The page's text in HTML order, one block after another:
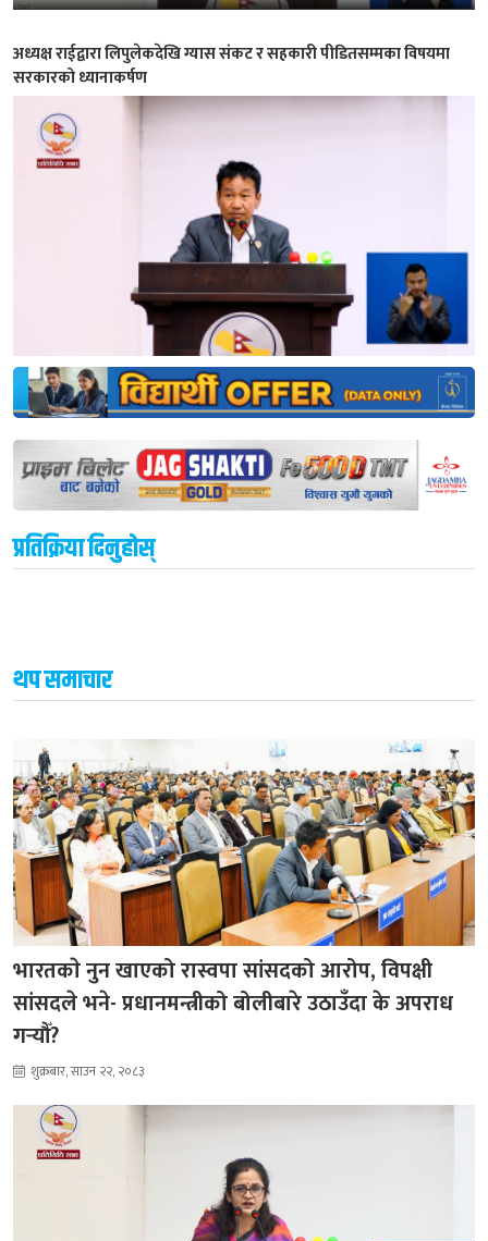
अध्यक्ष राईद्वारा लिपुलेकदेखि ग्यास संकट र सहकारी पीडितसम्मका विषयमा
सरकारको ध्यानाकर्षण
प्रतिक्रिया दिनुहोस्
थप समाचार
भारतकाे नुन खाएको रास्वपा सांसदको आरोप, विपक्षी
सांसदले भने- प्रधानमन्त्रीको बोलीबारे उठाउँदा के अपराध
गर्‍यौँ?
शुक्रबार, साउन २२, २०८३